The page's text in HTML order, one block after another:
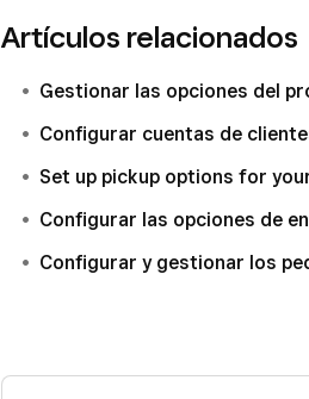
Artículos relacionados
Gestionar las opciones del
Configurar cuentas de
Set up pickup options for
Configurar las opciones de
Configurar y gestionar los